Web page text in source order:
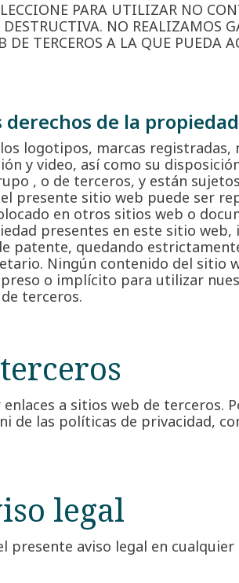
PARA UTILIZAR NO
NO REALIZAMOS
TERCEROS A LA QUE PUEDA
de la
logotipos, marcas registradas,
y video, así como su
, o de terceros, y están
presente sitio web puede ser
en otros sitios web o
presentes en este sitio
patente, quedando
Ningún contenido del sitio
o implícito para utilizar
terceros.
a sitios web de terceros.
de las políticas de privacidad,
legal
presente aviso legal en